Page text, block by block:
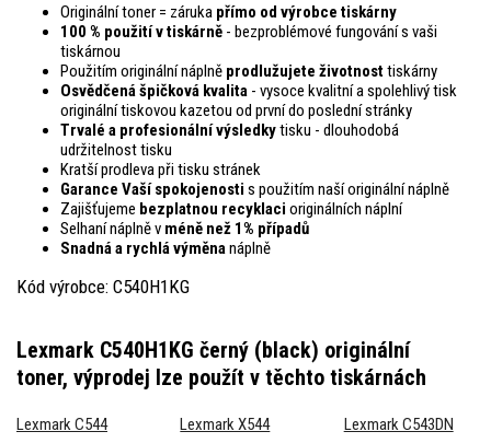
Originální toner = záruka přímo od výrobce tiskárny
100 % použití v tiskárně - bezproblémové fungování s vaši
tiskárnou
Použitím originální náplně prodlužujete životnosttiskárny
Osvědčená špičková kvalita - vysoce kvalitní a spolehlivý tisk
originální tiskovou kazetou od první do poslední stránky
Trvalé a profesionální výsledkytisku - dlouhodobá
udržitelnost tisku
Kratší prodleva při tisku stránek
Garance Vaší spokojenosti s použitím naší originální náplně
Zajišťujeme bezplatnou recyklaci originálních náplní
Selhaní náplně v méně než 1% případů
Snadná a rychlá výměnanáplně
Kód výrobce: C540H1KG
Lexmark C540H1KG černý (black) originální
toner, výprodej lze použít v těchto tiskárnách
Lexmark C544 Lexmark X544 Lexmark C543DN